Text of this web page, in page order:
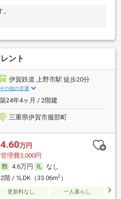
ント
伊賀鉄道 上野市駅 徒歩20分
その他の交通
築24年4ヶ月 / 2階建
三重県伊賀市服部町
4.60万円
管理費3,000円
4.6万円
なし
2階 / 1LDK（33.06m2）
更新料なし
一人暮らし